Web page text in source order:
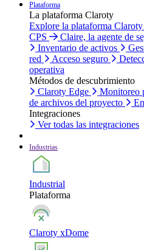
Plataforma
La plataforma Claroty
Explore la plataforma Claroty
CPS
Claire, la agente de
Inventario de activos
red
Acceso seguro
operativa
Métodos de descubrimiento
Claroty Edge
Monitoreo
de archivos del proyecto
Integraciones
Ver todas las integraciones
Industrias
Industrial
Plataforma
Claroty xDome